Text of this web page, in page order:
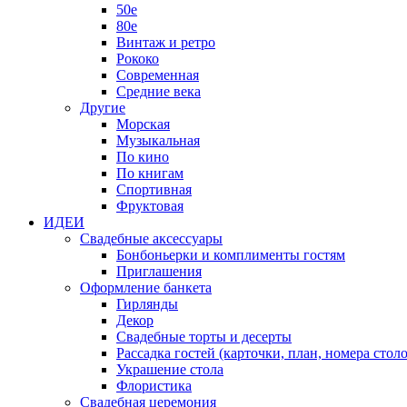
50е
80е
Винтаж и ретро
Рококо
Современная
Средние века
Другие
Морская
Музыкальная
По кино
По книгам
Спортивная
Фруктовая
ИДЕИ
Свадебные аксессуары
Бонбоньерки и комплименты гостям
Приглашения
Оформление банкета
Гирлянды
Декор
Свадебные торты и десерты
Рассадка гостей (карточки, план, номера
Украшение стола
Флористика
Свадебная церемония